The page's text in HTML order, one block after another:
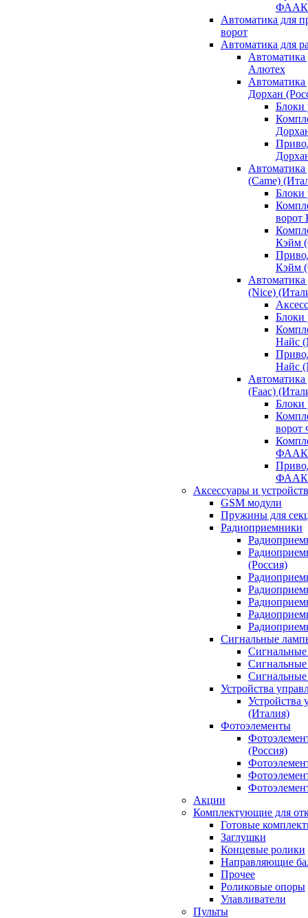
ФААК
Автоматика для
ворот
Автоматика для
Алютех
Дорхан
Блоки
(Came)
Блоки
ворот
Кэйм
Кэйм
(Nice)
Блоки
Найс
Найс
(Faac)
ФААК
ФААК
Аксессуары и
GSM модули
Пружины для
Радиоприемники
(Россия)
Сигнальные
Устройства
Устройства
(Италия)
Фотоэлементы
(Россия)
Акции
Комплектующие для
Готовые
Заглушки
Концевые ролики
Направляющие
Прочее
Роликовые опоры
Улавливатели
Пульты